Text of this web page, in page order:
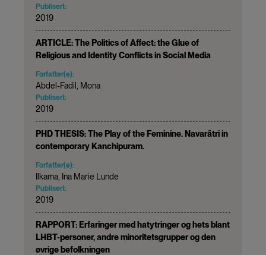
Publisert:
2019
ARTICLE: The Politics of Affect: the Glue of
Religious and Identity Conflicts in Social Media
Forfatter(e):
Abdel-Fadil, Mona
Publisert:
2019
PHD THESIS: The Play of the Feminine. Navarātri in
contemporary Kanchipuram.
Forfatter(e):
Ilkama, Ina Marie Lunde
Publisert:
2019
RAPPORT: Erfaringer med hatytringer og hets blant
LHBT-personer, andre minoritetsgrupper og den
øvrige befolkningen